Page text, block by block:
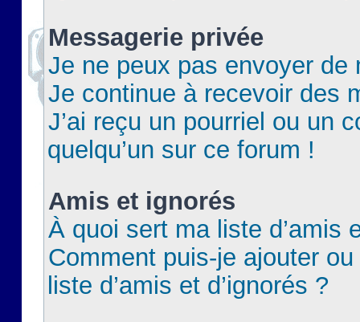
Messagerie privée
Je ne peux pas envoyer de
Je continue à recevoir des
J’ai reçu un pourriel ou un
quelqu’un sur ce forum !
Amis et ignorés
À quoi sert ma liste d’amis
Comment puis-je ajouter
liste d’amis et d’ignorés ?